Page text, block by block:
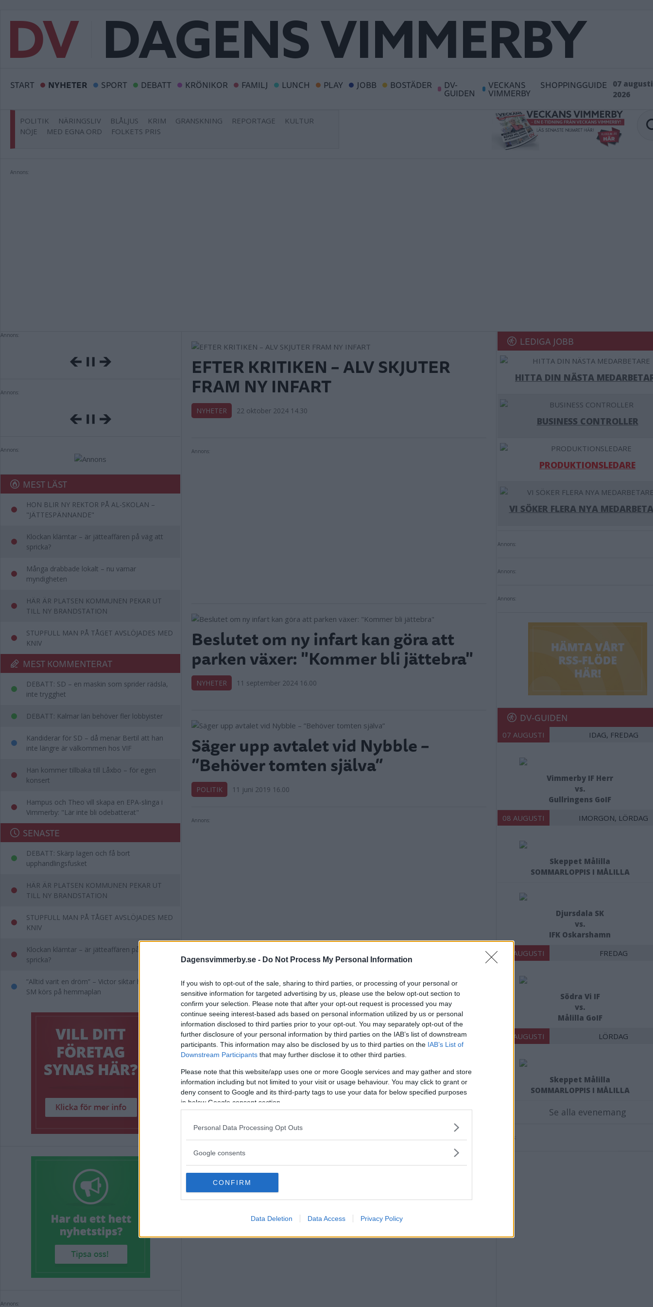
Dagensvimmerby.se - Do Not Process My Personal Information
If you wish to opt-out of the sale, sharing to third parties, or processing of your personal or
sensitive information for targeted advertising by us, please use the below opt-out section to
confirm your selection. Please note that after your opt-out request is processed you may
continue seeing interest-based ads based on personal information utilized by us or personal
information disclosed to third parties prior to your opt-out. You may separately opt-out of the
further disclosure of your personal information by third parties on the IAB’s list of downstream
participants. This information may also be disclosed by us to third parties on the IAB’s List of
Downstream Participants that may further disclose it to other third parties.
Please note that this website/app uses one or more Google services and may gather and store
information including but not limited to your visit or usage behaviour. You may click to grant or
deny consent to Google and its third-party tags to use your data for below specified purposes
in below Google consent section.
Personal Data Processing Opt Outs
Google consents
CONFIRM
Data Deletion Data Access Privacy Policy
START NYHETER SPORT DEBATT KRÖNIKOR FAMILJ LUNCH PLAY JOBB BOSTÄDER DV-
GUIDEN
VECKANS
VIMMERBY
SHOPPINGGUIDE
07 augusti
2026
POLITIK NÄRINGSLIV BLÅLJUS KRIM GRANSKNING REPORTAGE
KULTUR
NÖJE
MED EGNA ORD FOLKETS PRIS
Annons:
Annons:
Annons:
Annons:
MEST LÄST
HON BLIR NY REKTOR PÅ AL-SKOLAN –
"JÄTTESPÄNNANDE"
Klockan klämtar – är jätteaffären på väg att
spricka?
Många drabbade lokalt – nu varnar
myndigheten
HÄR ÄR PLATSEN KOMMUNEN PEKAR UT
TILL NY BRANDSTATION
STUPFULL MAN PÅ TÅGET AVSLÖJADES MED
KNIV
MEST KOMMENTERAT
DEBATT: SD – en maskin som sprider rädsla,
inte trygghet
DEBATT: Kalmar län behöver fler lobbyister
Kandiderar för SD – då menar Bertil att han
inte längre är välkommen hos VIF
Han kommer tillbaka till Låxbo – för egen
konsert
Hampus och Theo vill skapa en EPA-slinga i
Vimmerby: "Lär inte bli odebatterat"
SENASTE
DEBATT: Skärp lagen och få bort
upphandlingsfusket
HÄR ÄR PLATSEN KOMMUNEN PEKAR UT
TILL NY BRANDSTATION
STUPFULL MAN PÅ TÅGET AVSLÖJADES MED
KNIV
Klockan klämtar – är jätteaffären på väg att
spricka?
”Alltid varit en dröm” – Victor siktar högt när
SM körs på hemmaplan
Annons:
EFTER KRITIKEN – ALV SKJUTER
FRAM NY INFART
NYHETER 22 oktober 2024 14.30
Annons:
Beslutet om ny infart kan göra att
parken växer: "Kommer bli jättebra"
NYHETER 11 september 2024 16.00
Säger upp avtalet vid Nybble –
”Behöver tomten själva”
POLITIK 11 juni 2019 16.00
Annons:
Kommunalrådet efter överklagan:
"Närmare Astrid Lindgrens vilja är
svårt att komma"
POLITIK 07 februari 2018 10.08
INVÅNARE TYCKER ATT
KOMMUNEN SVIKER LÖFTET TILL
ASTRID
POLITIK 06 februari 2018 11.25
LEDIGA JOBB
HITTA DIN NÄSTA
BUSINESS CONTROLLER
PRODUKTIONSLEDARE
VI SÖKER FLERA NYA
Annons:
Annons:
Annons:
DV-GUIDEN
07 AUGUSTI IDAG, FREDAG
Vimmerby IF Herr
vs.
Gullringens GoIF
08 AUGUSTI IMORGON, LÖRDAG
Skeppet Målilla
SOMMARLOPPIS I MÅLILLA
Djursdala SK
vs.
IFK Oskarshamn
14 AUGUSTI FREDAG
Södra Vi IF
vs.
Målilla GoIF
15 AUGUSTI LÖRDAG
Skeppet Målilla
SOMMARLOPPIS I MÅLILLA
Se alla evenemang
Annons: